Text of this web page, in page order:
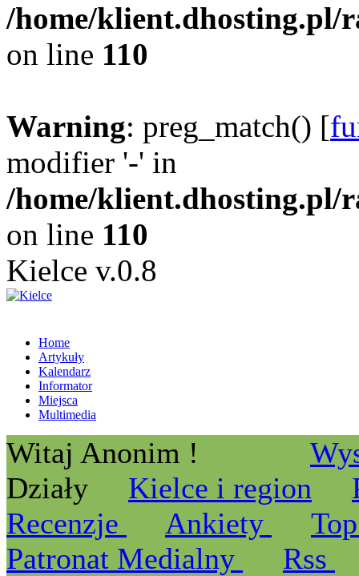
/home/klient.dhosting.pl/
on line 110
Warning: preg_match() [
modifier '-' in
/home/klient.dhosting.pl/
on line 110
Kielce v.0.8
Home
Artykuły
Kalendarz
Informator
Miejsca
Multimedia
Witaj Anonim !
Działy
Kielce i region
Recenzje
Ankiety
Patronat Medialny
Rss